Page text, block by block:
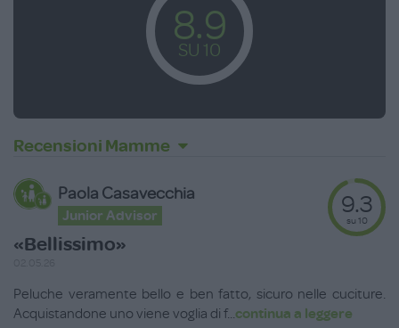
8.9
SU 10
Recensioni Mamme
Paola Casavecchia
Junior Advisor
«Bellissimo»
9.3
su 10
Peluche veramente bello e ben fatto, sicuro nelle cuciture.
Acquistandone uno viene voglia di f...continua a leggere